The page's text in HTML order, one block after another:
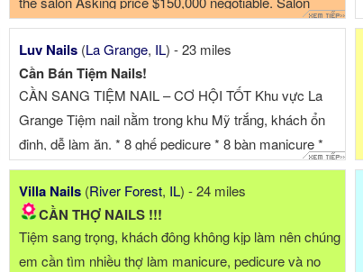
details 7 Stars Nail -Salon size: 1150 square feet -6
pedicure chair -10 manicure table - ...
Luv Nails (La Grange, IL) - 23 miles
Cần Bán Tiệm Nails!
CẦN SANG TIỆM NAIL – CƠ HỘI TỐT Khu vực La
Grange Tiệm nail nằm trong khu Mỹ trắng, khách ổn
định, dễ làm ăn. * 8 ghế pedicure * 8 bàn manicure *
Tiệ...
Villa Nails (River Forest, IL) - 24 miles
CẦN THỢ NAILS !!!
Tiệm sang trọng, khách đông không kịp làm nên chúng
em cần tìm nhiều thợ làm manicure, pedicure và no